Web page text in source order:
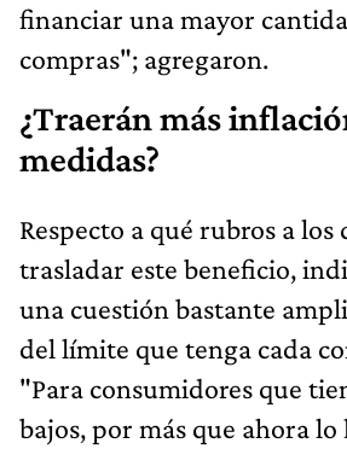
financiar una mayor
compras"; agregaron.
¿Traerán más
medidas?
Respecto a qué rubros a los
trasladar este beneficio,
una cuestión bastante
del límite que tenga cada
"Para consumidores que
bajos, por más que ahora lo